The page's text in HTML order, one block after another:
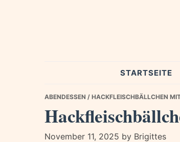
Spezial
Rezepte
STARTSEITE
ABENDESSEN / HACKFLEISCHBÄLLCHEN
November 11, 2025 by Brigittes